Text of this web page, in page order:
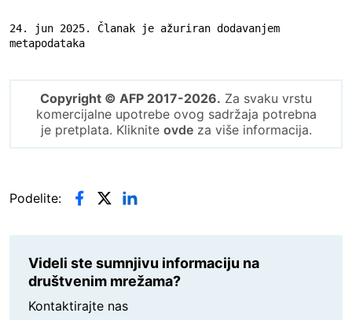
24. jun 2025. Članak je ažuriran dodavanjem
metapodataka
Copyright © AFP 2017-2026. Za svaku vrstu
komercijalne upotrebe ovog sadržaja potrebna
je pretplata. Kliknite ovdeza više informacija.
Podelite:
Videli ste sumnjivu informaciju na
društvenim mrežama?
Kontaktirajte nas